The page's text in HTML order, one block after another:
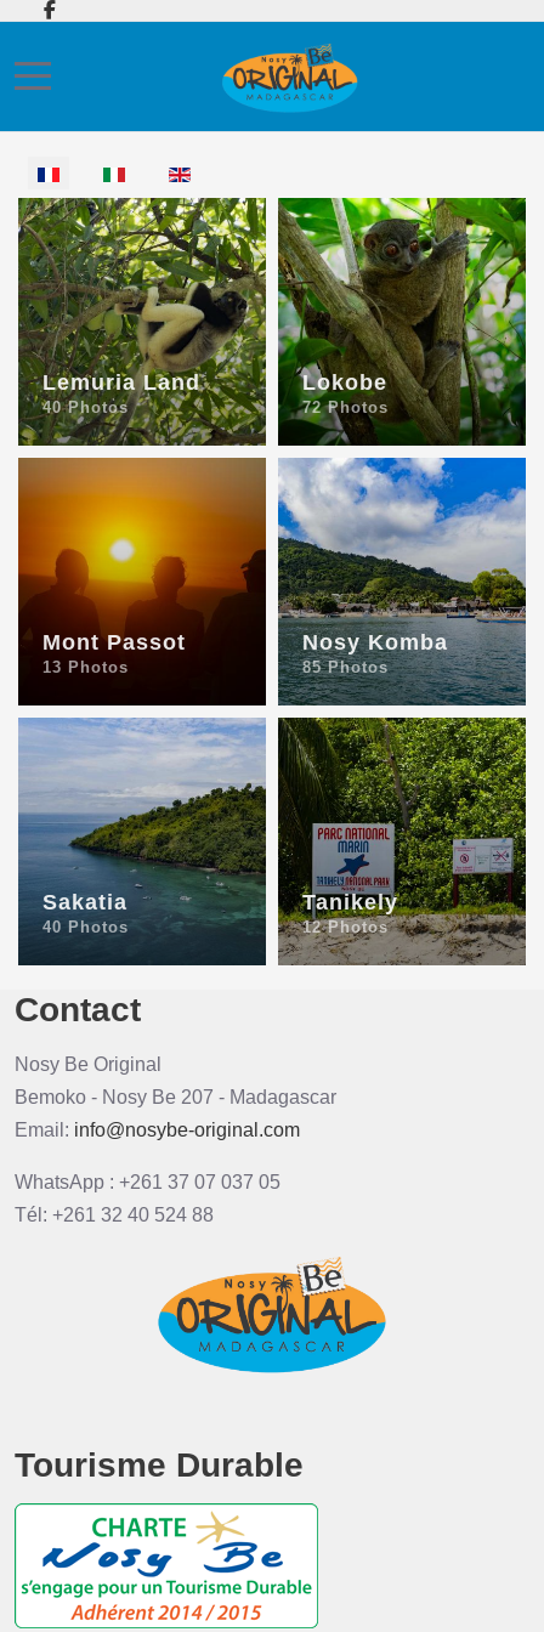
Mobile Menu Toggle
Sélectionnez votre langue
Lemuria Land
40 Photos
Lokobe
72 Photos
Mont Passot
13 Photos
Nosy Komba
85 Photos
Sakatia
40 Photos
Tanikely
12 Photos
Contact
Nosy Be Original
Bemoko - Nosy Be 207 - Madagascar
Email: info@nosybe-original.com
WhatsApp : +261 37 07 037 05
Tél: +261 32 40 524 88
Tourisme Durable